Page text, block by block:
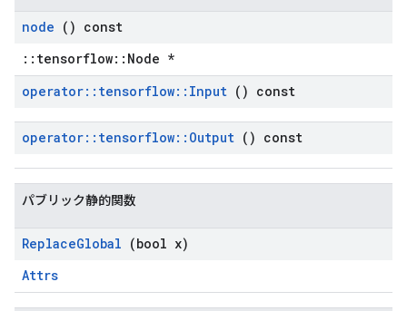
node () const
::tensorflow::Node *
operator:: tensorflow:: Input () const
operator:: tensorflow:: Output () const
パブリック静的関数
ReplaceGlobal (bool x)
Attrs